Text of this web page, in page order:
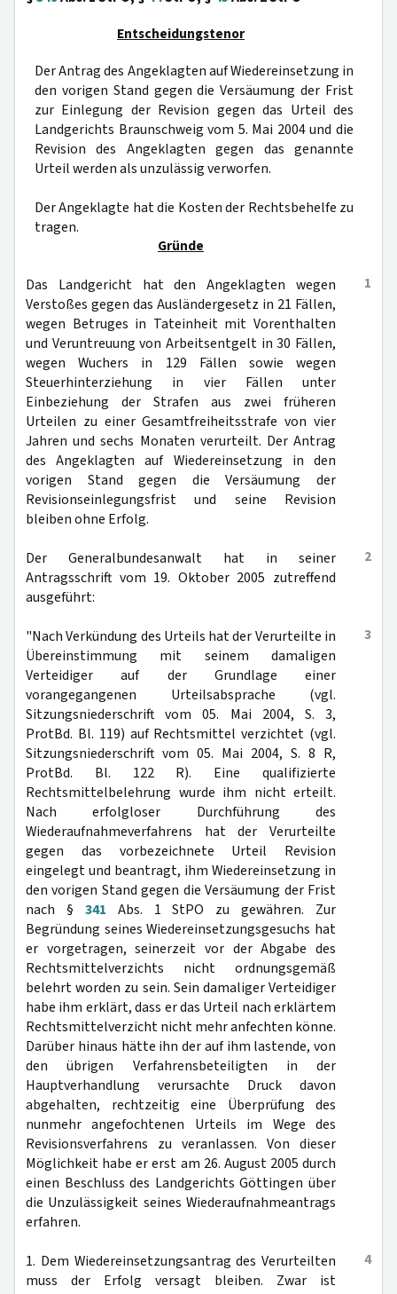
Entscheidungstenor
Der Antrag des Angeklagten auf Wiedereinsetzung in
den vorigen Stand gegen die Versäumung der Frist
zur Einlegung der Revision gegen das Urteil des
Landgerichts Braunschweig vom 5. Mai 2004 und die
Revision des Angeklagten gegen das genannte
Urteil werden als unzulässig verworfen.
Der Angeklagte hat die Kosten der Rechtsbehelfe zu
tragen.
Gründe
1
Das Landgericht hat den Angeklagten wegen
Verstoßes gegen das Ausländergesetz in 21 Fällen,
wegen Betruges in Tateinheit mit Vorenthalten
und Veruntreuung von Arbeitsentgelt in 30 Fällen,
wegen Wuchers in 129 Fällen sowie wegen
Steuerhinterziehung in vier Fällen unter
Einbeziehung der Strafen aus zwei früheren
Urteilen zu einer Gesamtfreiheitsstrafe von vier
Jahren und sechs Monaten verurteilt. Der Antrag
des Angeklagten auf Wiedereinsetzung in den
vorigen Stand gegen die Versäumung der
Revisionseinlegungsfrist und seine Revision
bleiben ohne Erfolg.
2
Der Generalbundesanwalt hat in seiner
Antragsschrift vom 19. Oktober 2005 zutreffend
ausgeführt:
3
"Nach Verkündung des Urteils hat der Verurteilte in
Übereinstimmung mit seinem damaligen
Verteidiger auf der Grundlage einer
vorangegangenen Urteilsabsprache (vgl.
Sitzungsniederschrift vom 05. Mai 2004, S. 3,
ProtBd. Bl. 119) auf Rechtsmittel verzichtet (vgl.
Sitzungsniederschrift vom 05. Mai 2004, S. 8 R,
ProtBd. Bl. 122 R). Eine qualifizierte
Rechtsmittelbelehrung wurde ihm nicht erteilt.
Nach erfolgloser Durchführung des
Wiederaufnahmeverfahrens hat der Verurteilte
gegen das vorbezeichnete Urteil Revision
eingelegt und beantragt, ihm Wiedereinsetzung in
den vorigen Stand gegen die Versäumung der Frist
nach § 341 Abs. 1 StPO zu gewähren. Zur
Begründung seines Wiedereinsetzungsgesuchs hat
er vorgetragen, seinerzeit vor der Abgabe des
Rechtsmittelverzichts nicht ordnungsgemäß
belehrt worden zu sein. Sein damaliger Verteidiger
habe ihm erklärt, dass er das Urteil nach erklärtem
Rechtsmittelverzicht nicht mehr anfechten könne.
Darüber hinaus hätte ihn der auf ihm lastende, von
den übrigen Verfahrensbeteiligten in der
Hauptverhandlung verursachte Druck davon
abgehalten, rechtzeitig eine Überprüfung des
nunmehr angefochtenen Urteils im Wege des
Revisionsverfahrens zu veranlassen. Von dieser
Möglichkeit habe er erst am 26. August 2005 durch
einen Beschluss des Landgerichts Göttingen über
die Unzulässigkeit seines Wiederaufnahmeantrags
erfahren.
4
1. Dem Wiedereinsetzungsantrag des Verurteilten
muss der Erfolg versagt bleiben. Zwar ist